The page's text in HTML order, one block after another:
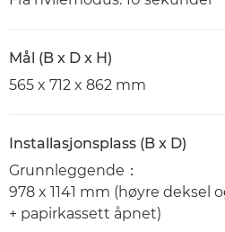
Mål (B x D x H)
565 x 712 x 862 mm
Installasjonsplass (B x D)
Grunnleggende：
978 x 1141 mm (høyre
+ papirkassett åpnet)